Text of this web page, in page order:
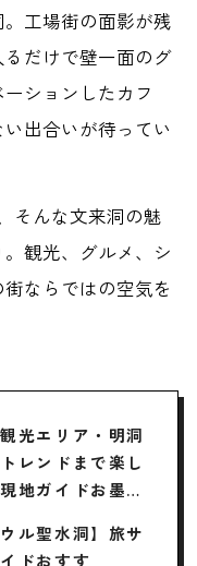
工場街の面影が残
だけで壁一面のグ
ションしたカフ
出合いが待ってい
そんな文来洞の魅
観光、グルメ、シ
ならではの空気を
光エリア・明洞
レンドまで楽し
地ガイドお墨付
ル聖水洞】旅サ
ドおすす